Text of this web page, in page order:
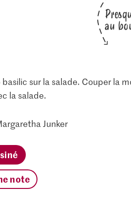
au
basilic sur la salade. Couper la
la salade.
Junker
note